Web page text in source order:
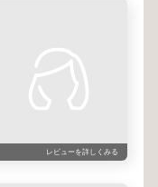
レビューを詳しくみる